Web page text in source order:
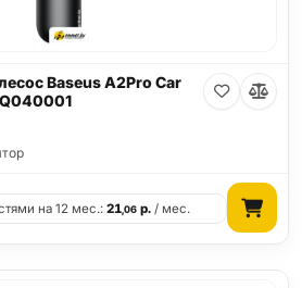
Baseus A2Pro Car
на 12 мес.:21,06 р. / мес.